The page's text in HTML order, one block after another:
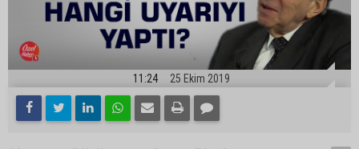
11:24 25 Ekim 2019